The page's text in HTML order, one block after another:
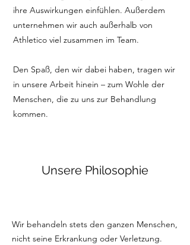
ihre Auswirkungen einfühlen. Außerdem
unternehmen wir auch außerhalb von
Athletico viel zusammen im Team.
Den Spaß, den wir dabei haben, tragen wir
in unsere Arbeit hinein – zum Wohle der
Menschen, die zu uns zur Behandlung
kommen.
Unsere Philosophie
Wir behandeln stets den ganzen Menschen,
nicht seine Erkrankung oder Verletzung.